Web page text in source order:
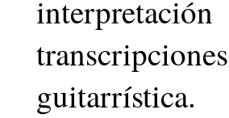
guitarrística.